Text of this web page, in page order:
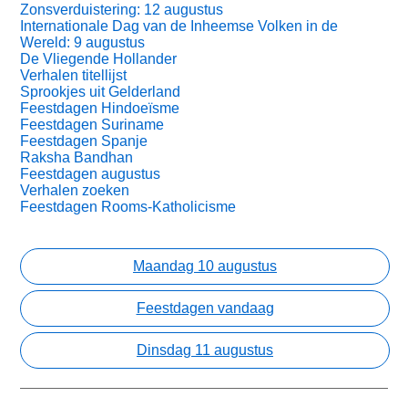
Zonsverduistering: 12 augustus
Internationale Dag van de Inheemse Volken in de
Wereld: 9 augustus
De Vliegende Hollander
Verhalen titellijst
Sprookjes uit Gelderland
Feestdagen Hindoeïsme
Feestdagen Suriname
Feestdagen Spanje
Raksha Bandhan
Feestdagen augustus
Verhalen zoeken
Feestdagen Rooms-Katholicisme
Maandag 10 augustus
Feestdagen vandaag
Dinsdag 11 augustus